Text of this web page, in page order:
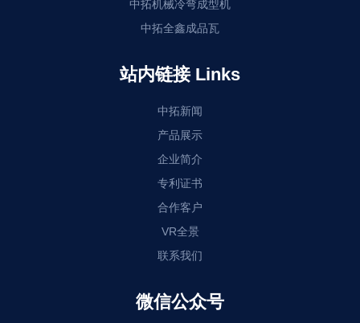
中拓机械冷弯成型机
中拓全鑫成品瓦
站内链接 Links
中拓新闻
产品展示
企业简介
专利证书
合作客户
VR全景
联系我们
微信公众号